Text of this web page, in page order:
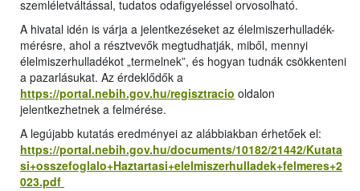
szemléletváltással, tudatos odafigyeléssel orvosolható.
A hivatal idén is várja a jelentkezéseket az élelmiszerhulladék-
mérésre, ahol a résztvevők megtudhatják, miből, mennyi
élelmiszerhulladékot „termelnek”, és hogyan tudnák csökkenteni
a pazarlásukat. Az érdeklődők a
https://portal.nebih.gov.hu/regisztracio oldalon
jelentkezhetnek a felmérése.
A legújabb kutatás eredményei az alábbiakban érhetőek el:
https://portal.nebih.gov.hu/documents/10182/21442/Kutata
si+osszefoglalo+Haztartasi+elelmiszerhulladek+felmeres+2
023.pdf